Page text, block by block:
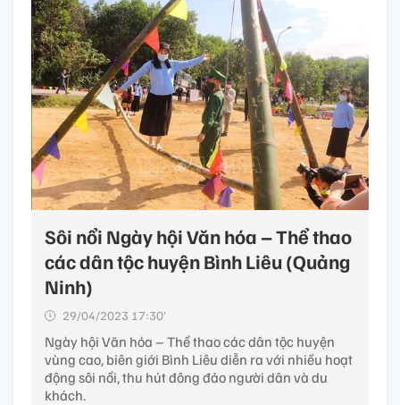
Sôi nổi Ngày hội Văn hóa – Thể thao
các dân tộc huyện Bình Liêu (Quảng
Ninh)
29/04/2023 17:30’
Ngày hội Văn hóa – Thể thao các dân tộc huyện
vùng cao, biên giới Bình Liêu diễn ra với nhiều hoạt
động sôi nổi, thu hút đông đảo người dân và du
khách.